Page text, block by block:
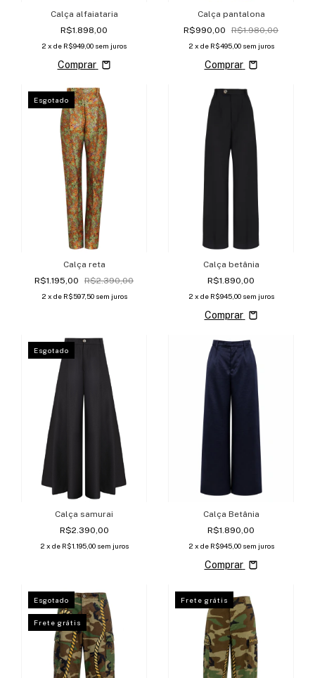
Calça alfaiataria
R$1.898,00
2 x de R$949,00 sem juros
Comprar
Calça pantalona
R$990,00
R$1.980,00
2 x de R$495,00 sem juros
Comprar
Esgotado
Calça reta
R$1.195,00
R$2.390,00
2 x de R$597,50 sem juros
Calça betânia
R$1.890,00
2 x de R$945,00 sem juros
Comprar
Esgotado
Calça samurai
R$2.390,00
2 x de R$1.195,00 sem juros
Calça Betânia
R$1.890,00
2 x de R$945,00 sem juros
Comprar
Esgotado
Frete grátis
Frete grátis